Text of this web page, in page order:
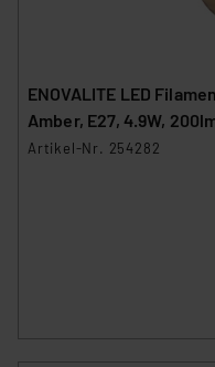
ENOVALITE LED
Amber, E27, 4.9W,
Artikel-Nr. 254282